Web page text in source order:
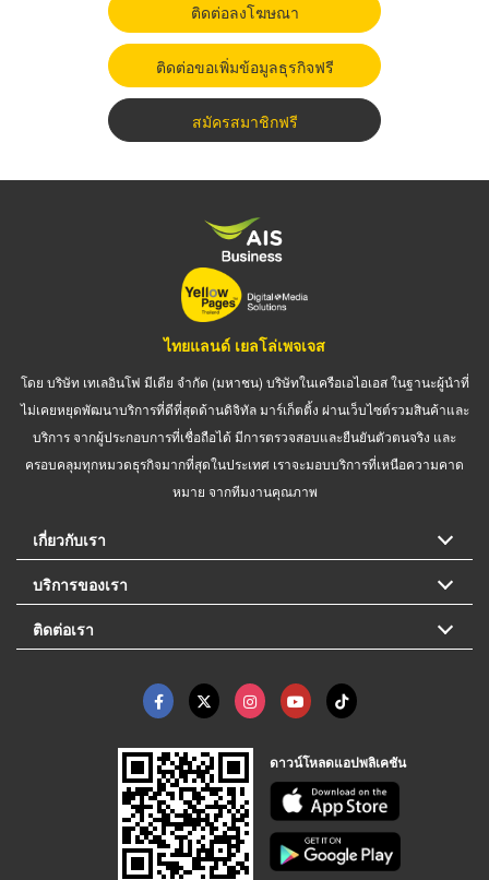
ติดต่อลงโฆษณา
ติดต่อขอเพิ่มข้อมูลธุรกิจฟรี
สมัครสมาชิกฟรี
ไทยแลนด์ เยลโล่เพจเจส
โดย บริษัท เทเลอินโฟ มีเดีย จำกัด (มหาชน) บริษัทในเครือเอไอเอส ในฐานะผู้นำที่
ไม่เคยหยุดพัฒนาบริการที่ดีที่สุดด้านดิจิทัล มาร์เก็ตติ้ง ผ่านเว็บไซต์รวมสินค้าและ
บริการ จากผู้ประกอบการที่เชื่อถือได้ มีการตรวจสอบและยืนยันตัวตนจริง และ
ครอบคลุมทุกหมวดธุรกิจมากที่สุดในประเทศ เราจะมอบบริการที่เหนือความคาด
หมาย จากทีมงานคุณภาพ
เกี่ยวกับเรา
บริการของเรา
ติดต่อเรา
ดาวน์โหลดแอปพลิเคชัน